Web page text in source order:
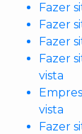
Fazer
Fazer
Fazer
Fazer
vista
vista
Fazer